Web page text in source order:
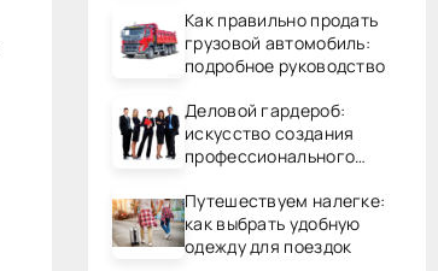
Как правильно продать
грузовой автомобиль:
подробное руководство
Деловой гардероб:
искусство создания
профессионального
Путешествуем налегке:
как выбрать удобную
одежду для поездок